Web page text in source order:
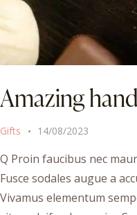
Amazing
Gifts 14/08/2023
Q Proin faucibus nec
Fusce sodales augue a
Vivamus elementum